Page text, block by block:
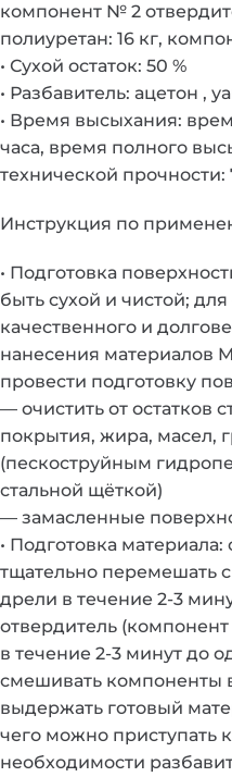
компонент № 2
полиуретан: 16 кг,
• Сухой остаток: 50 %
• Разбавитель: ацетон ,
• Время высыхания:
часа, время полного
технической прочности:
Инструкция по
• Подготовка
быть сухой и чистой;
качественного и
нанесения материалов
провести подготовку
— очистить от остатков
покрытия, жира, масел,
(пескоструйным
стальной щёткой)
— замасленные
• Подготовка
тщательно перемешать
дрели в течение 2-3
отвердитель
в течение 2-3 минут до
смешивать компоненты
выдержать готовый
чего можно приступать
необходимости